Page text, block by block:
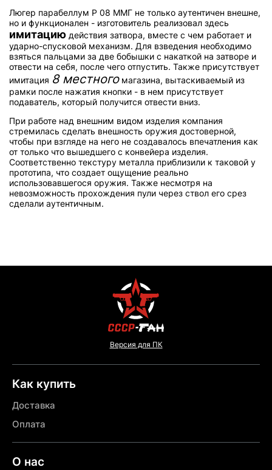
Люгер парабеллум Р 08 ММГ не только аутентичен внешне,
но и функционален - изготовитель реализовал здесь
имитацию действия затвора, вместе с чем работает и
ударно-спусковой механизм. Для взведения необходимо
взяться пальцами за две бобышки с накаткой на затворе и
отвести на себя, после чего отпустить. Также присутствует
имитация 8 местногомагазина, вытаскиваемый из
рамки после нажатия кнопки - в нем присутствует
подаватель, который получится отвести вниз.
При работе над внешним видом изделия компания
стремилась сделать внешность оружия достоверной,
чтобы при взгляде на него не создавалось впечатления как
от только что вышедшего с конвейера изделия.
Соответственно текстуру металла приблизили к таковой у
прототипа, что создает ощущение реально
использовавшегося оружия. Также несмотря на
невозможность прохождения пули через ствол его срез
сделали аутентичным.
Версия для ПК
Как купить
Доставка
Оплата
О нас